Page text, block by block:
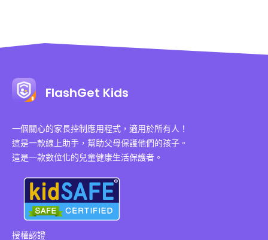
FlashGet Kids
一個關心的家長控制應用程式，適用於所有人！
這是一款線上助手，幫助父母保護他們的孩子。
這是一款數位化的兒童健康生活保護者。
授權認證